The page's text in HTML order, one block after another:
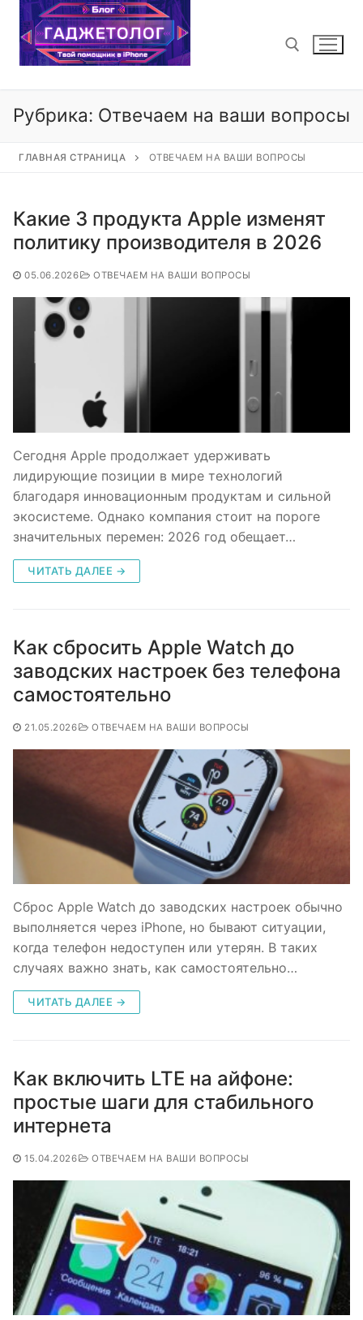
Перейти
содержимому
Найти:
Рубрика: Отвечаем на ваши вопросы
ГЛАВНАЯ СТРАНИЦА ОТВЕЧАЕМ НА ВАШИ ВОПРОСЫ
Какие 3 продукта Apple изменят
политику производителя в 2026
05.06.2026 ОТВЕЧАЕМ НА ВАШИ ВОПРОСЫ
Сегодня Apple продолжает удерживать
лидирующие позиции в мире технологий
благодаря инновационным продуктам и сильной
экосистеме. Однако компания стоит на пороге
значительных перемен: 2026 год обещает…
ЧИТАТЬ ДАЛЕЕ →
Как сбросить Apple Watch до
заводских настроек без телефона
самостоятельно
21.05.2026 ОТВЕЧАЕМ НА ВАШИ ВОПРОСЫ
Сброс Apple Watch до заводских настроек обычно
выполняется через iPhone, но бывают ситуации,
когда телефон недоступен или утерян. В таких
случаях важно знать, как самостоятельно…
ЧИТАТЬ ДАЛЕЕ →
Как включить LTE на айфоне:
простые шаги для стабильного
интернета
15.04.2026 ОТВЕЧАЕМ НА ВАШИ ВОПРОСЫ